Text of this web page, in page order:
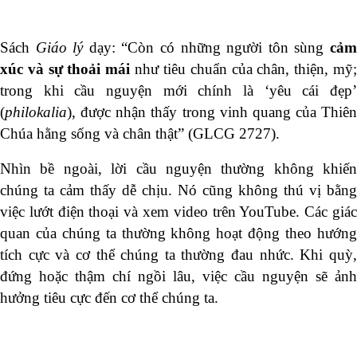
Sách Giáo lýdạy: “Còn có những người tôn sùngcảm
xúc và sự thoải máinhư tiêu chuẩn của chân, thiện, mỹ;
trong khi cầu nguyện mới chính là ‘yêu cái đẹp’
(philokalia), được nhận thấy trong vinh quang của Thiên
Chúa hằng sống và chân thật” (GLCG 2727).
Nhìn bề ngoài, lời cầu nguyện thường không khiến
chúng ta cảm thấy dễ chịu. Nó cũng không thú vị bằng
việc lướt điện thoại và xem video trên YouTube. Các giác
quan của chúng ta thường không hoạt động theo hướng
tích cực và cơ thể chúng ta thường đau nhức. Khi quỳ,
đứng hoặc thậm chí ngồi lâu, việc cầu nguyện sẽ ảnh
hưởng tiêu cực đến cơ thể chúng ta.